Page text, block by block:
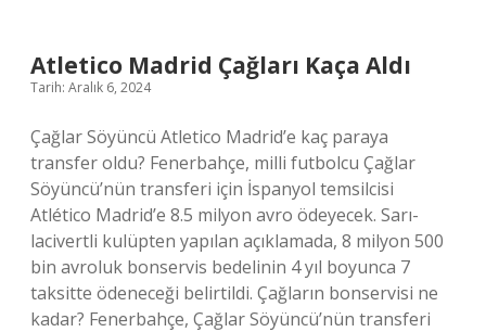
Atletico Madrid Çağları Kaça Aldı
Tarih: Aralık 6, 2024
Çağlar Söyüncü Atletico Madrid’e kaç paraya
transfer oldu? Fenerbahçe, milli futbolcu Çağlar
Söyüncü’nün transferi için İspanyol temsilcisi
Atlético Madrid’e 8.5 milyon avro ödeyecek. Sarı-
lacivertli kulüpten yapılan açıklamada, 8 milyon 500
bin avroluk bonservis bedelinin 4 yıl boyunca 7
taksitte ödeneceği belirtildi. Çağların bonservisi ne
kadar? Fenerbahçe, Çağlar Söyüncü’nün transferi